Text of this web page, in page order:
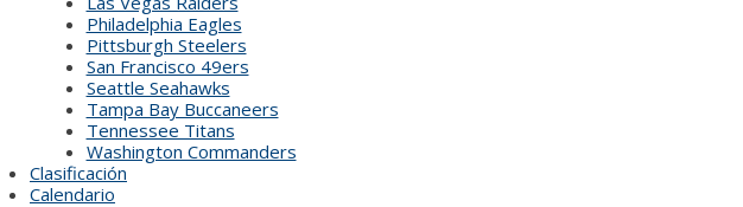
Philadelphia Eagles
Pittsburgh Steelers
San Francisco 49ers
Seattle Seahawks
Tampa Bay Buccaneers
Tennessee Titans
Washington Commanders
Clasificación
Calendario